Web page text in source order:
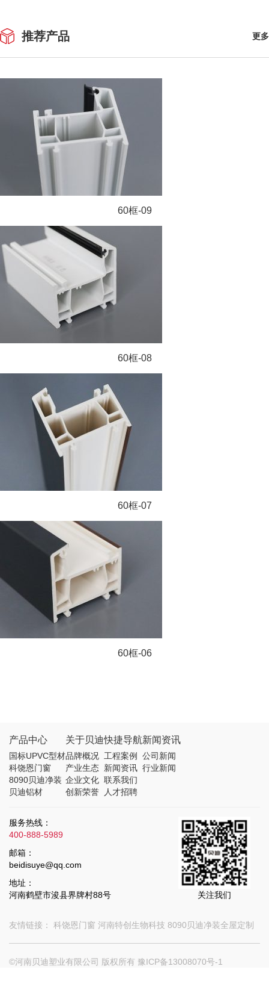
推荐产品 更多
60框-09
60框-08
60框-07
60框-06
产品中心
国标UPVC型材
科饶恩门窗
8090贝迪净装
贝迪铝材
关于贝迪
品牌概况
产业生态
企业文化
创新荣誉
快捷导航
工程案例
新闻资讯
联系我们
人才招聘
新闻资讯
公司新闻
行业新闻
服务热线：
400-888-5989
邮箱：
beidisuye@qq.com
地址：
河南鹤壁市浚县界牌村88号
关注我们
友情链接： 科饶恩门窗 河南特创生物科技 8090贝迪净装全屋定制
©河南贝迪塑业有限公司 版权所有 豫ICP备13008070号-1